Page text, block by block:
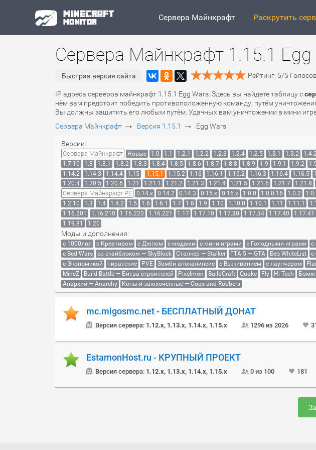
Сервера Майнкрафт Раскрутить
Сервера Майнкрафт 1.15.1 Egg
Быстрая версия сайта Рейтинг: 5/5
IP адреса серверов майнкрафт 1.15.1 Egg Wars. Здесь вы найдете таблицу с
нём вам предстоит победить противоположенную команду, путём
Вы должны защитить его любым путём. Удачных вам уничтожении в мини
Сервера Майнкрафт → Версия 1.15.1 → Egg Wars
Версии:
Сервера Майнкрафт Новые 1.0 1.1 1.2.1 1.2.2 1.2.3 1.2.4 1.2.5 1.3.1 1.3.2
1.7.10
1.8 1.8.1 1.8.2 1.8.3 1.8.4 1.8.5 1.8.6 1.8.7 1.8.8 1.8.9 1.9 1.9.1 1.9.2
1.14.2
1.14.3 1.14.4 1.15 1.15.1 1.15.2 1.16 1.16.1 1.16.2 1.16.3 1.16.4 1.16.5
1.20.4
1.20.5 1.20.6 1.21 1.21.1 1.21.2 1.21.3 1.21.4 1.21.5 1.21.6 1.21.7 1.21.8
Сервера Майнкрафт PE 0.14.x 0.14.2 0.14.3 0.15.x 0.16.x 1.0.0 1.0.0.16 1.0.2
1.2.10
1.3 1.4 1.4.2 1.5 1.6 1.6.1 1.7 1.8 1.9 1.10 1.10.0 1.10.1 1.11 1.11.1
1.16.201
1.16.210 1.16.220 1.16.221 1.17 1.17.10 1.17.30 1.17.34 1.17.40 1.17.41
1.19.81
1.20
Моды и дополнения:
с 1000лвл c Креативом с Дюпом с модами с мини играми с Голодными играми с
с Bed Wars
со скайблоком — SkyBlock Сталкер — Stalker ГТА 5 — GTA Без WhiteList с
с Экономикой
пиратские PVE Зомби апокалипсис с Выживанием с лаунчером
MineZ
Build Battle — Битва строителей Pixelmon BuildCraft Quake Fly Hi-Tech Бомж
Анархия — Anarchy
Копы и заключённые — Cops and Robbers
mc.migosmc.net - БЕСПЛАТНЫЙ ДОНАТ
Версия сервера: 1.12.x, 1.13.x, 1.14.x, 1.15.x 1296 из 2026
EstamonHost.ru - КРУПНЫЙ ПРОЕКТ
Версия сервера: 1.12.x, 1.13.x, 1.14.x, 1.15.x 0 из 100 181